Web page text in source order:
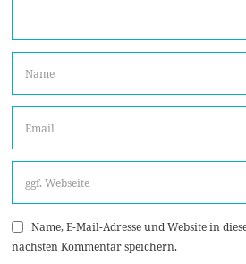
Name, E-Mail-Adresse und Website in
nächsten Kommentar speichern.